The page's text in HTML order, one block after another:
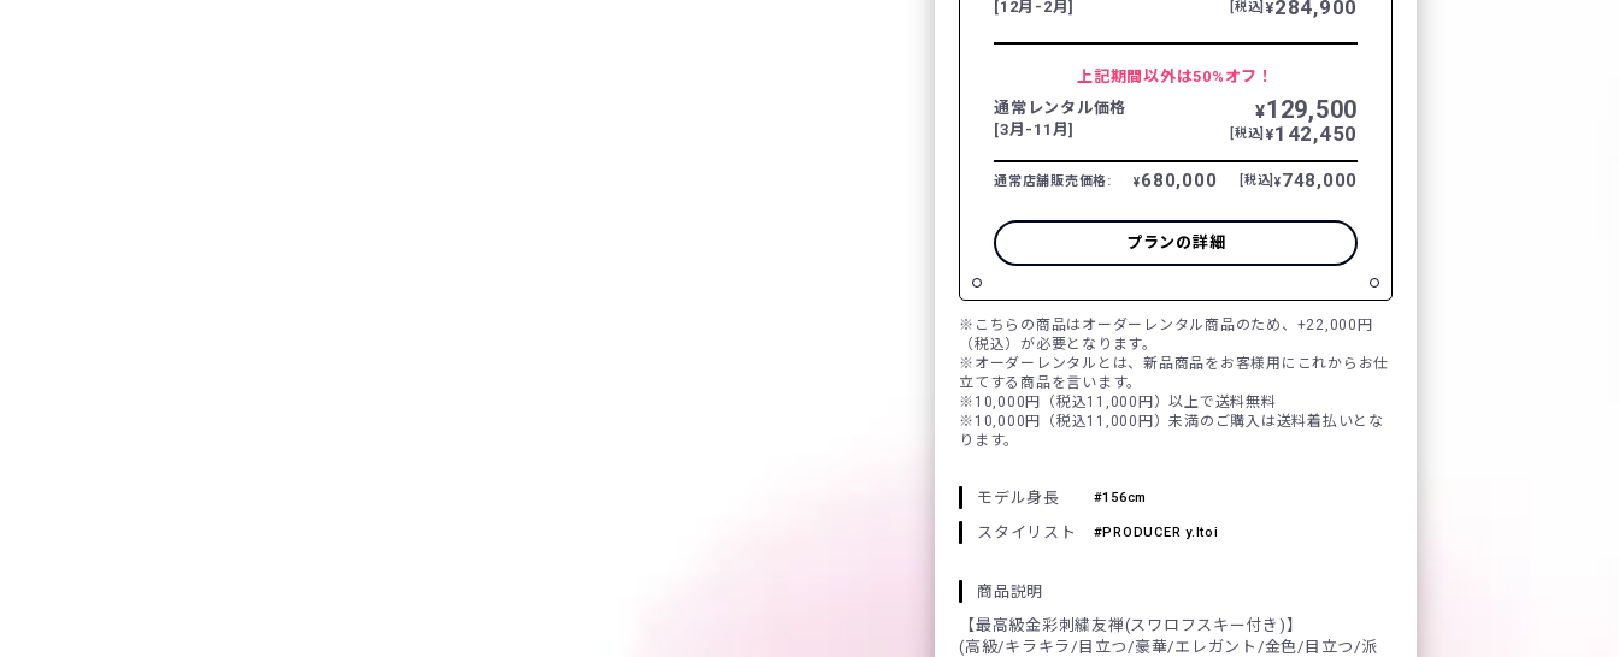
[12月-2月] [税込] ¥284,900
上記期間以外は50%オフ！
通常レンタル価格
[3月-11月]
¥129,500
[税込] ¥142,450
通常店舗販売価格: ¥680,000 [税込] ¥748,000
プランの詳細
※こちらの商品はオーダーレンタル商品のため、+22,000円
（税込）が必要となります。
※オーダーレンタルとは、新品商品をお客様用にこれからお仕
立てする商品を言います。
※10,000円（税込11,000円）以上で送料無料
※10,000円（税込11,000円）未満のご購入は送料着払いとな
ります。
モデル身長 156cm
スタイリスト PRODUCER y.Itoi
商品説明
【最高級金彩刺繍友禅(スワロフスキー付き)】
(高級/キラキラ/目立つ/豪華/エレガント/金色/目立つ/派